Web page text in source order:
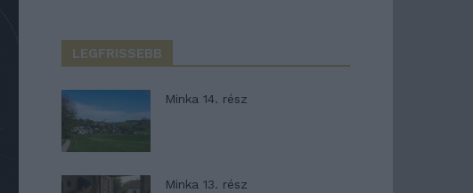
LEGFRISSEBB
Minka 14. rész
Minka 13. rész